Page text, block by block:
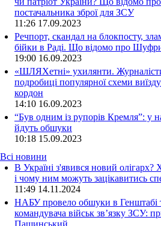
постачальника зброї для ЗСУ
11:26 17.09.2023
Речпорт, скандал на блокпосту,
бійки в Раді. Що відомо про
19:00 16.09.2023
«ШЛЯХетні» ухилянти.
подробиці популярної схеми
кордон
14:10 16.09.2023
“Був одним із рупорів Кремля”: у
йдуть обшуки
10:18 15.09.2023
Всі новини
В Україні з'явився новий
і чому ним можуть зацікавитись
11:49 14.11.2024
НАБУ провело обшуки в Генштабі
командувача військ зв’язку ЗСУ:
Пашинський